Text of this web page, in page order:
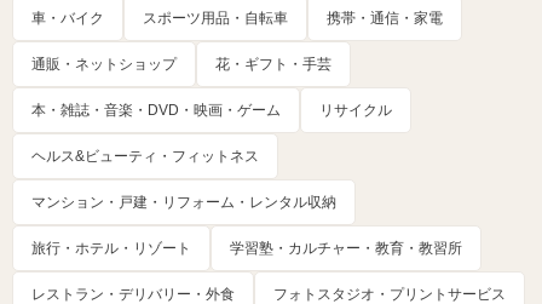
車・バイク スポーツ用品・自転車 携帯・通信・家電
通販・ネットショップ 花・ギフト・手芸
本・雑誌・音楽・DVD・映画・ゲーム リサイクル
ヘルス&ビューティ・フィットネス
マンション・戸建・リフォーム・レンタル収納
旅行・ホテル・リゾート 学習塾・カルチャー・教育・教習所
レストラン・デリバリー・外食 フォトスタジオ・プリントサービス